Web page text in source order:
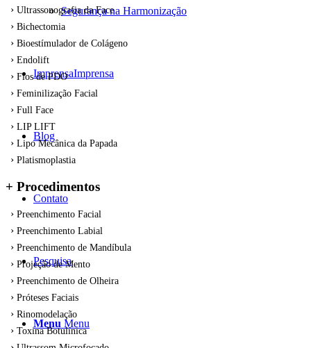
Segurança na Harmonização
ImprensaImprensa
Blog
Contato
Pesquisa
Menu Menu
Ultrassonografia da Face
Bichectomia
Bioestímulador de Colágeno
Endolift
Fios de PDO
Feminilização Facial
Full Face
LIP LIFT
Lipo Mecânica da Papada
Platismoplastia
+ Procedimentos
Preenchimento Facial
Preenchimento Labial
Preenchimento de Mandíbula
Projeção de Mento
Preenchimento de Olheira
Próteses Faciais
Rinomodelação
Toxina Botulínica